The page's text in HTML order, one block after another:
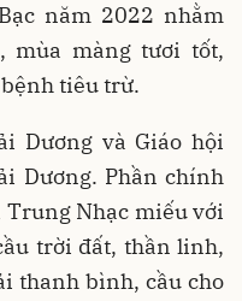
năm 2022 nhằm
mùa màng tươi tốt,
tiêu trừ.
Dương và Giáo hội
Dương. Phần chính
Nhạc miếu với
trời đất, thần linh,
thanh bình, cầu cho